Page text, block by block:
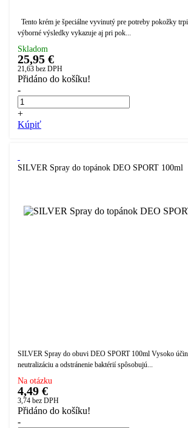
Tento krém je špeciálne vyvinutý pre potreby pokožky
výborné výsledky vykazuje aj pri pok...
Skladom
25,95 €
21,63 bez DPH
Přidáno do košíku!
-
+
Kúpiť
SILVER Spray do topánok DEO SPORT 100ml
SILVER Spray do obuvi DEO SPORT 100ml Vysoko
neutralizáciu a odstránenie baktérií spôsobujú...
Na otázku
4,49 €
3,74 bez DPH
Přidáno do košíku!
-